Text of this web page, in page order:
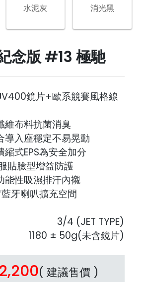
水泥灰 消光黑
念版 #13 極馳
鏡片+歐系競賽風格線
維布料抗菌消臭
導入座穩定不易晃動
式EPS為安全加分
貼臉型增益防護
能性吸濕排汗內襯
牙喇叭擴充空間
3/4 (JET TYPE)
1180 ± 50g(未含鏡片)
( 建議售價 )